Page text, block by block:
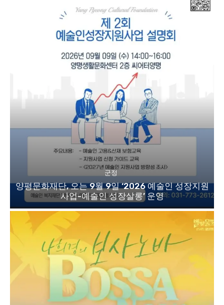
군정
양평문화재단, 오는 9월 9일 ‘2026 예술인 성장지원
사업-예술인 성장살롱’ 운영